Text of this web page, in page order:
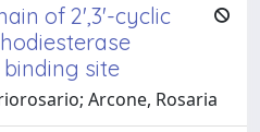
of 2',3'-cyclic
site
Arcone, Rosaria